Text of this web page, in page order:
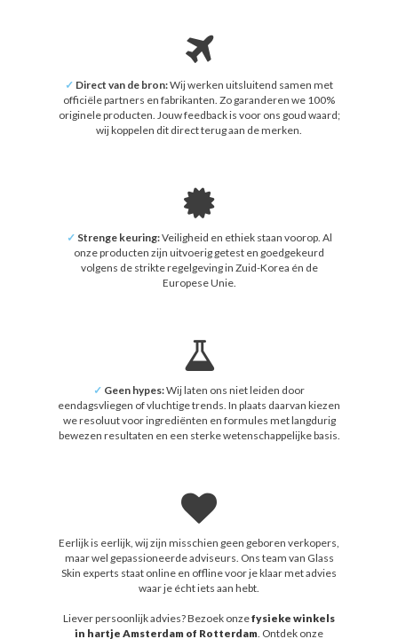
✓ Direct van de bron:Wij werken uitsluitend samen met
officiële partners en fabrikanten. Zo garanderen we 100%
originele producten. Jouw feedback is voor ons goud waard;
wij koppelen dit direct terug aan de merken.
✓ Strenge keuring:Veiligheid en ethiek staan voorop. Al
onze producten zijn uitvoerig getest en goedgekeurd
volgens de strikte regelgeving in Zuid-Korea én de
Europese Unie.
✓ Geen hypes:Wij laten ons niet leiden door
eendagsvliegen of vluchtige trends. In plaats daarvan kiezen
we resoluut voor ingrediënten en formules met langdurig
bewezen resultaten en een sterke wetenschappelijke basis.
Eerlijk is eerlijk, wij zijn misschien geen geboren verkopers,
maar wel gepassioneerde adviseurs. Ons team van Glass
Skin experts staat online en offline voor je klaar met advies
waar je écht iets aan hebt.
Liever persoonlijk advies? Bezoek onzefysieke winkels
in hartje Amsterdam of Rotterdam. Ontdek onze